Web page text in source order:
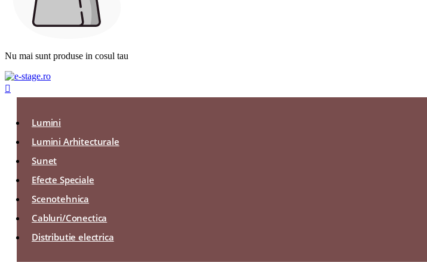
Nu mai sunt produse in cosul tau

Lumini
Lumini Arhitecturale
Sunet
Efecte Speciale
Scenotehnica
Cabluri/Conectica
Distributie electrica